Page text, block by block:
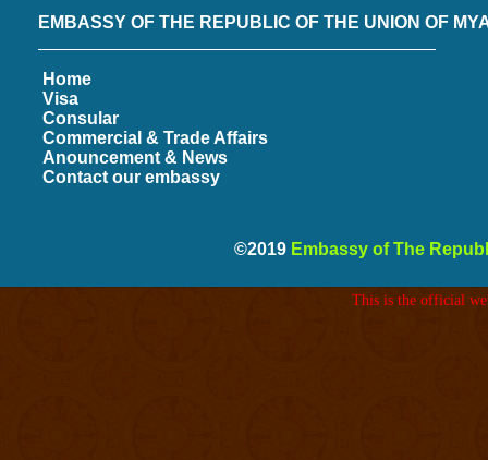
EMBASSY OF THE REPUBLIC OF THE UNION OF
Home
Visa
Consular
Commercial & Trade Affairs
Anouncement & News
Contact our embassy
©2019 Embassy of The
This is the official